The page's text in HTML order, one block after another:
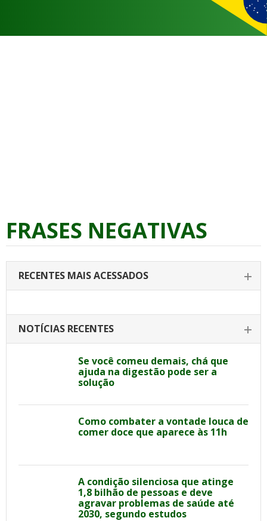
FRASES NEGATIVAS
RECENTES MAIS ACESSADOS
NOTÍCIAS RECENTES
Se você comeu demais, chá que
ajuda na digestão pode ser a
solução
Como combater a vontade louca de
comer doce que aparece às 11h
A condição silenciosa que atinge
1,8 bilhão de pessoas e deve
agravar problemas de saúde até
2030, segundo estudos